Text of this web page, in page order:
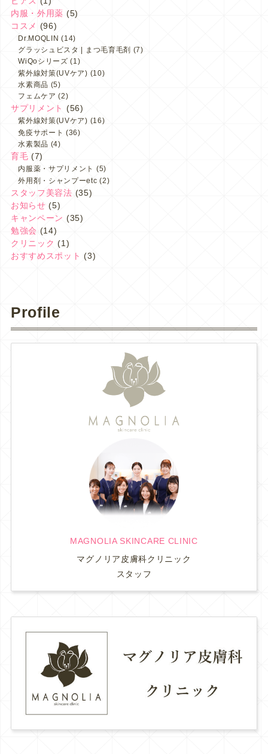
内服・外用薬 (5)
コスメ
(96)
Dr.MOQLIN (14)
グラッシュビスタ | まつ毛育毛剤 (7)
WiQoシリーズ (1)
紫外線対策(UVケア) (10)
水素商品 (5)
フェムケア (2)
サプリメント (56)
紫外線対策(UVケア) (16)
免疫サポート (36)
水素製品 (4)
育毛 (7)
内服薬・サプリメント (5)
外用剤・シャンプーetc (2)
スタッフ美容法 (35)
お知らせ (5)
キャンペーン (35)
勉強会 (14)
クリニック (1)
おすすめスポット (3)
Profile
MAGNOLIA SKINCARE CLINIC
マグノリア皮膚科クリニック
スタッフ